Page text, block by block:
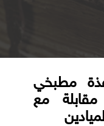
مطبخي
مع